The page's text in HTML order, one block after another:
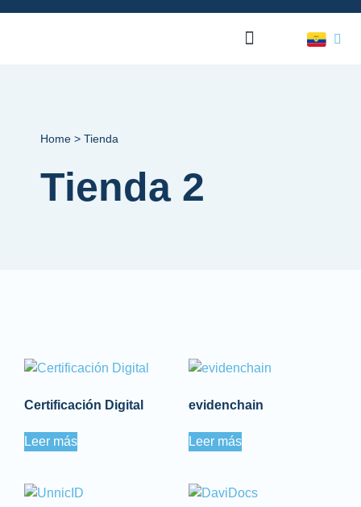
Home > Tienda
Tienda 2
Certificación Digital
Leer más
evidenchain
Leer más